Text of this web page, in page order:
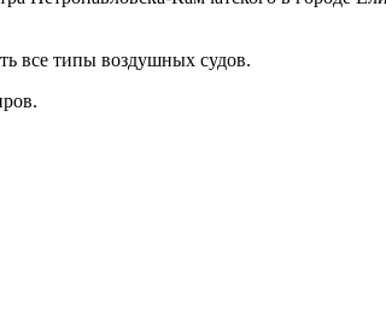
все типы воздушных судов.